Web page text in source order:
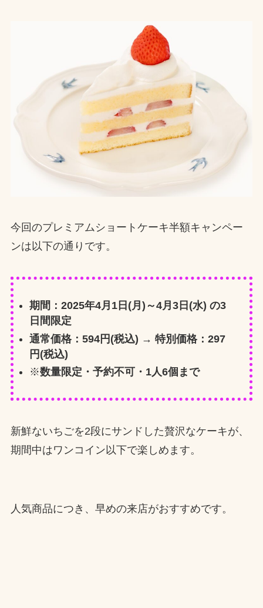
今回のプレミアムショートケーキ半額キャンペー
ンは以下の通りです。
期間：2025年4月1日(月)～4月3日(水) の3
日間限定
通常価格：594円(税込) → 特別価格：297
円(税込)
※数量限定・予約不可・1人6個まで
新鮮ないちごを2段にサンドした贅沢なケーキが、
期間中はワンコイン以下で楽しめます。
人気商品につき、早めの来店がおすすめです。